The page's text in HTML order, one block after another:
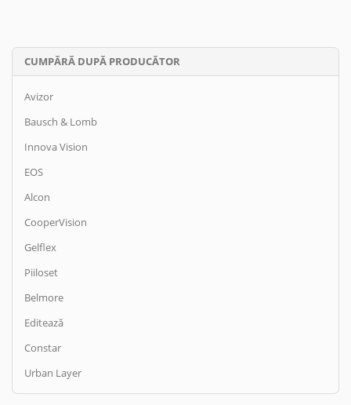
CUMPĂRĂ DUPĂ PRODUCĂTOR
Avizor
Bausch & Lomb
Innova Vision
EOS
Alcon
CooperVision
Gelflex
Piiloset
Belmore
Editează
Constar
Urban Layer